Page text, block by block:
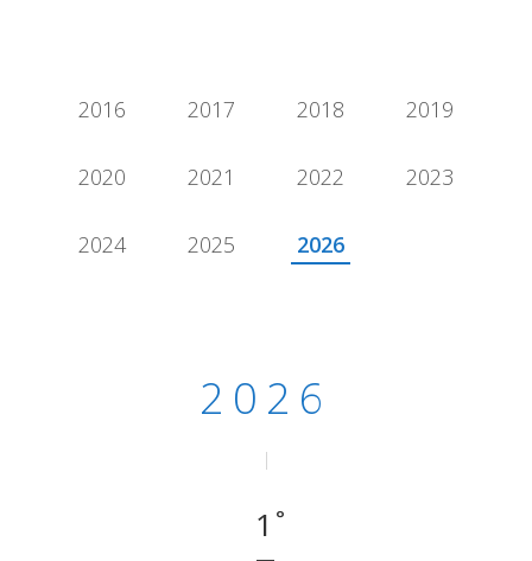
2016 2017 2018 2019
2020 2021 2022 2023
2024 2025 2026
2026
1